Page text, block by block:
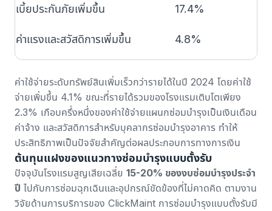
เบี้ยประกันภัยเพิ่มขึ้น
17.4%
ค่าแรงและสวัสดิการเพิ่มขึ้น 4.8%
ค่าใช้จ่ายระดับทรัพย์สินเพิ่มเร็วกว่ารายได้ในปี 2024 โดยค่าใช้
จ่ายเพิ่มขึ้น 4.1% ขณะที่รายได้รวมของโรงแรมเติบโตเพียง
2.3% เกือบครึ่งหนึ่งของค่าใช้จ่ายแผนกซ่อมบำรุงเป็นเงินเดือน
ค่าจ้าง และสวัสดิการสำหรับบุคลากรซ่อมบำรุงอาคาร ทำให้
ประสิทธิภาพเป็นปัจจัยสำคัญต่อผลประกอบการทางการเงิน
ต้นทุนแฝงของแนวทางซ่อมบำรุงแบบตั้งรับ
ปัจจุบันโรงแรมสูญเสียเฉลี่ย 15-20% ของงบซ่อมบำรุงประจำ
ปี ไปกับการซ่อมฉุกเฉินและอุปกรณ์ขัดข้องที่ไม่คาดคิด ตามงาน
วิจัยด้านการบริการของ ClickMaint การซ่อมบำรุงแบบตั้งรับมี